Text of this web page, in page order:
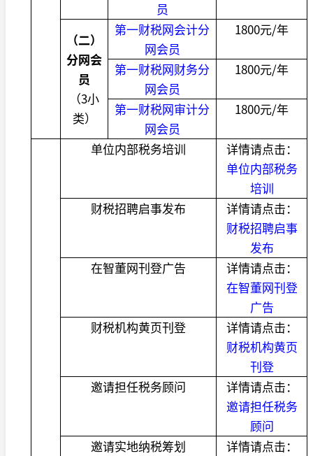
员
（二）
分网会
员
（3小
类）
第一财税网会计分
网会员
1800元/年
第一财税网财务分
网会员
1800元/年
第一财税网审计分
网会员
1800元/年
单位内部税务培训
详情请点击：
单位内部税务
培训
财税招聘启事发布
详情请点击：
财税招聘启事
发布
在智董网刊登广告
详情请点击：
在智董网刊登
广告
财税机构黄页刊登
详情请点击：
财税机构黄页
刊登
邀请担任税务顾问
详情请点击：
邀请担任税务
顾问
邀请实地纳税筹划
详情请点击：